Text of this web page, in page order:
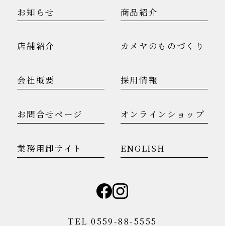
お知らせ 商品紹介
店舗紹介 カメヤのものづくり
会社概要 採用情報
お問合せページ オンラインショップ
業務用卸サイト ENGLISH
TEL 0559-88-5555